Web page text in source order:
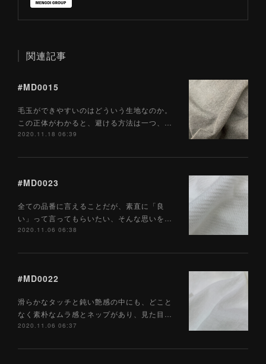
関連記事
#MD0015
毛玉ができやすいのはどういう生地なのか。
この正体がわかると、避ける方法は一つ、…
2020.11.18 06:39
#MD0023
全ての品番に言えることだが、素直に「良
い」って言ってもらいたい、そんな思いを…
2020.11.06 06:38
#MD0022
滑らかなタッチと鈍い艶感の中にも、どこと
なく素朴なムラ感とネップがあり、見た目…
2020.11.06 06:37